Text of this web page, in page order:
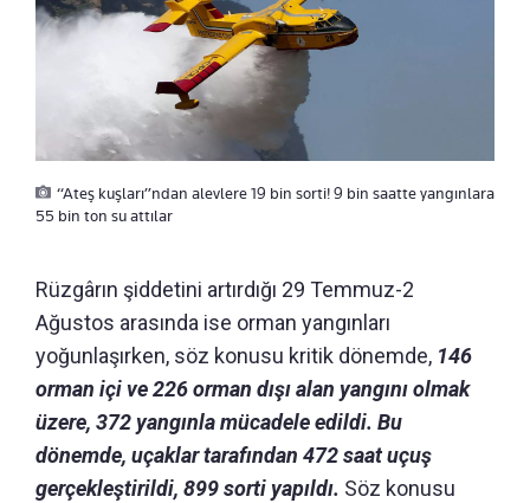
“Ateş kuşları”ndan alevlere 19 bin sorti! 9 bin saatte yangınlara
55 bin ton su attılar
Rüzgârın şiddetini artırdığı 29 Temmuz-2
Ağustos arasında ise orman yangınları
yoğunlaşırken, söz konusu kritik dönemde, 146
orman içi ve 226 orman dışı alan yangını olmak
üzere, 372 yangınla mücadele edildi. Bu
dönemde, uçaklar tarafından 472 saat uçuş
gerçekleştirildi, 899 sorti yapıldı. Söz konusu